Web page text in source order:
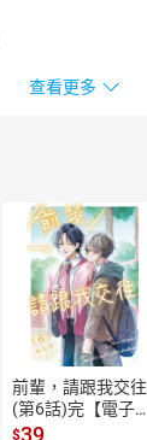
查看更多
前輩，請跟我交往
(第6話)完【電子
書】
$